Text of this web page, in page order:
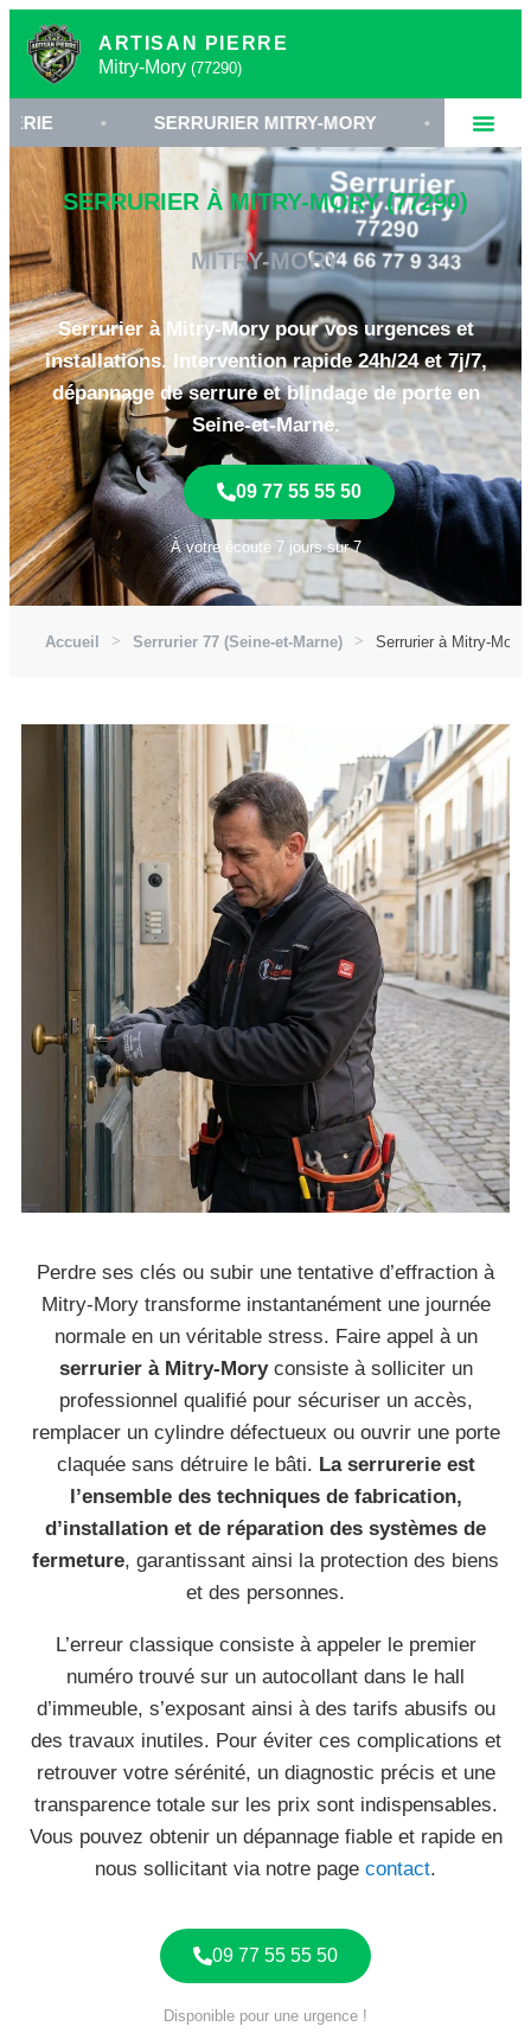
ARTISAN PIERRE
Mitry-Mory (77290)
• SERRURIER MITRY-MORY •
SERRURIER À MITRY-MORY (77290)
MITRY-MORY
Serrurier à Mitry-Mory pour vos urgences et
installations. Intervention rapide 24h/24 et 7j/7,
dépannage de serrure et blindage de porte en
Seine-et-Marne.
09 77 55 55 50
À votre écoute 7 jours sur 7
Accueil Serrurier 77 (Seine-et-Marne) Serrurier à Mitry-Mory
Perdre ses clés ou subir une tentative d’effraction à
Mitry-Mory transforme instantanément une journée
normale en un véritable stress. Faire appel à un
serrurier à Mitry-Moryconsiste à solliciter un
professionnel qualifié pour sécuriser un accès,
remplacer un cylindre défectueux ou ouvrir une porte
claquée sans détruire le bâti. La serrurerie est
l’ensemble des techniques de fabrication,
d’installation et de réparation des systèmes de
fermeture, garantissant ainsi la protection des biens
et des personnes.
L’erreur classique consiste à appeler le premier
numéro trouvé sur un autocollant dans le hall
d’immeuble, s’exposant ainsi à des tarifs abusifs ou
des travaux inutiles. Pour éviter ces complications et
retrouver votre sérénité, un diagnostic précis et une
transparence totale sur les prix sont indispensables.
Vous pouvez obtenir un dépannage fiable et rapide en
nous sollicitant via notre page contact.
09 77 55 55 50
Disponible pour une urgence !